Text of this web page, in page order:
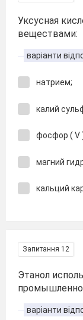
Уксусная
веществами:
варіанти
натрием;
калий
фосфор ( V
магний
кальций
Запитання 12
Этанол
варіанти